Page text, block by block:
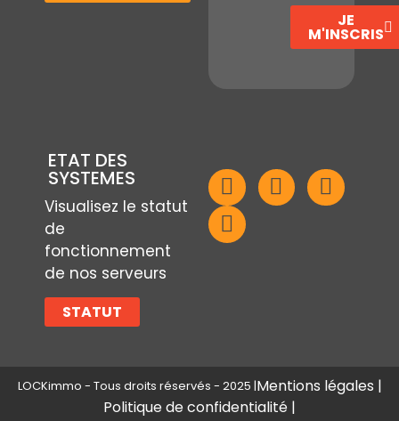
JE
M'INSCRIS
ETAT DES
SYSTEMES
Visualisez le statut
de
fonctionnement
de nos serveurs
STATUT
LOCKimmo - Tous droits réservés - 2025 |Mentions légales |
Politique de confidentialité |